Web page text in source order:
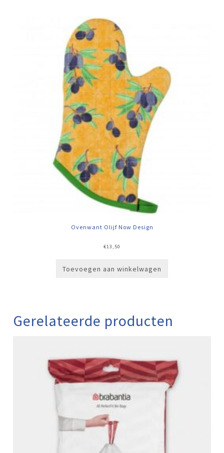
Ovenwant Olijf Now Design
€13,50
Toevoegen aan winkelwagen
Gerelateerde producten